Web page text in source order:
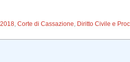
,Corte di Cassazione, Diritto Civile e